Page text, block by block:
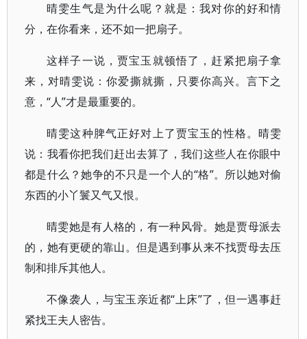
晴雯生气是为什么呢？就是：我对你的好和情
分，在你看来，还不如一把扇子。
这样子一说，贾宝玉就顿悟了，赶紧把扇子拿
来，对晴雯说：你爱撕就撕，只要你高兴。言下之
意，“人”才是最重要的。
晴雯这种脾气正好对上了贾宝玉的性格。晴雯
说：我看你把我们赶出去算了，我们这些人在你眼中
都是什么？她争的不只是一个人的“格”。所以她对偷
东西的小丫鬟又气又恨。
晴雯她是有人格的，有一种风骨。她是贾母派去
的，她有更硬的靠山。但是遇到事从来不找贾母去压
制和排斥其他人。
不像袭人，与宝玉亲近都“上床”了，但一遇事赶
紧找王夫人密告。